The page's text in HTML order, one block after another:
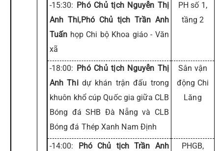
-15:30: Phó Chủ tịch Nguyễn Thị
Anh Thi,Phó Chủ tịch Trần Anh
Tuấn họp Chi bộ Khoa giáo - Văn
xã
PH số 1,
tầng 2
-18:00: Phó Chủ tịch Nguyễn Thị
Anh Thidự khán trận đấu trong
khuôn khổ cúp Quốc gia giữa CLB
Bóng đá SHB Đà Nẵng và CLB
Bóng đá Thép Xanh Nam Định
Sân vận
động Chi
Lăng
-14:00: Phó Chủ tịch Trần Anh
PHGB,